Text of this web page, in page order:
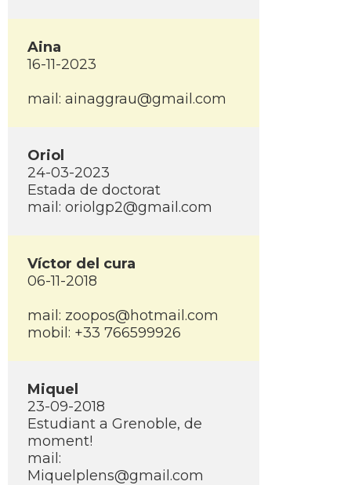
Aina
16-11-2023
mail: ainaggrau@gmail.com
Oriol
24-03-2023
Estada de doctorat
mail: oriolgp2@gmail.com
Ví­ctor del cura
06-11-2018
mail: zoopos@hotmail.com
mobil: +33 766599926
Miquel
23-09-2018
Estudiant a Grenoble, de
moment!
mail:
Miquelplens@gmail.com